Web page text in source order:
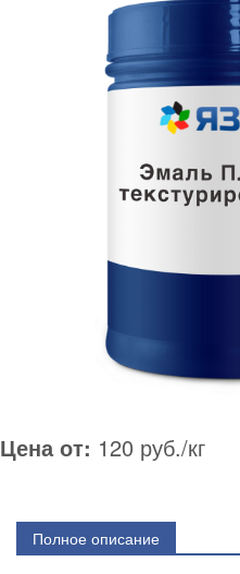
Цена от: 120 руб./кг
Полное описание